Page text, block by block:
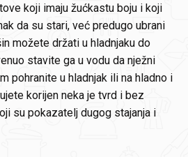
koji imaju žućkastu boju i koji
da su stari, već predugo ubrani
možete držati u hladnjaku do
stavite ga u vodu da nježni
pohranite u hladnjak ili na hladno i
korijen neka je tvrd i bez
su pokazatelj dugog stajanja i